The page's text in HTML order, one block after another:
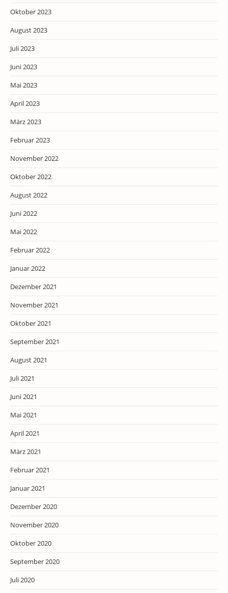
Oktober 2023
August 2023
Juli 2023
Juni 2023
Mai 2023
April 2023
März 2023
Februar 2023
November 2022
Oktober 2022
August 2022
Juni 2022
Mai 2022
Februar 2022
Januar 2022
Dezember 2021
November 2021
Oktober 2021
September 2021
August 2021
Juli 2021
Juni 2021
Mai 2021
April 2021
März 2021
Februar 2021
Januar 2021
Dezember 2020
November 2020
Oktober 2020
September 2020
Juli 2020